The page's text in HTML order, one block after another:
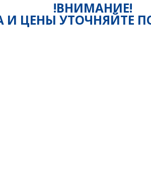
!ВНИМАНИЕ!
ЦЕНЫ УТОЧНЯЙТЕ ПО